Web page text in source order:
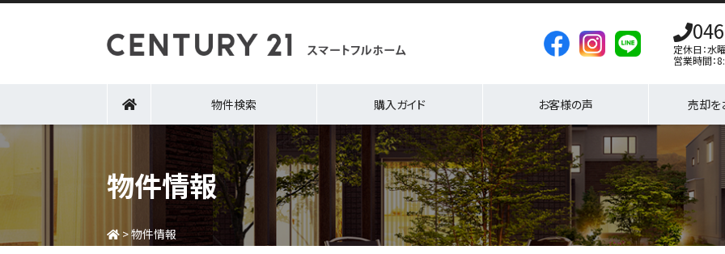
定休日：水
営業時間：
物件検索 購入ガイド お客様の声 売却を
物件情報
>物件情報